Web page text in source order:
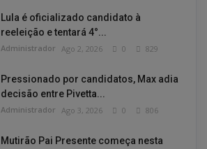
Lula é oficializado candidato à
reeleição e tentará 4°...
Administrador Ago 2, 2026 0 829
Pressionado por candidatos, Max adia
decisão entre Pivetta...
Administrador Ago 3, 2026 0 806
Mutirão Pai Presente começa nesta